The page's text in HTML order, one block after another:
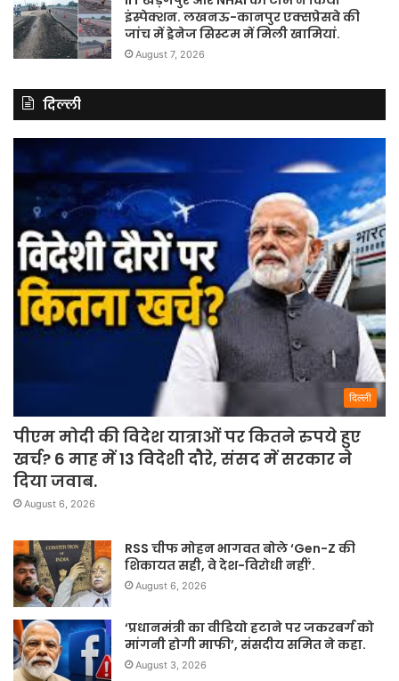
इंस्पेक्शन. लखनऊ-कानपुर एक्सप्रेसवे की
जांच में ड्रेनेज सिस्टम में मिली खामियां.
August 7, 2026
दिल्ली
दिल्ली
पीएम मोदी की विदेश यात्राओं पर कितने रुपये हुए
खर्च? 6 माह में 13 विदेशी दौरे, संसद में सरकार ने
दिया जवाब.
August 6, 2026
RSS चीफ मोहन भागवत बोले ‘Gen-Z की
शिकायत सही, वे देश-विरोधी नहीं’.
August 6, 2026
‘प्रधानमंत्री का वीडियो हटाने पर जकरबर्ग को
मांगनी होगी माफी’, संसदीय समित ने कहा.
August 3, 2026